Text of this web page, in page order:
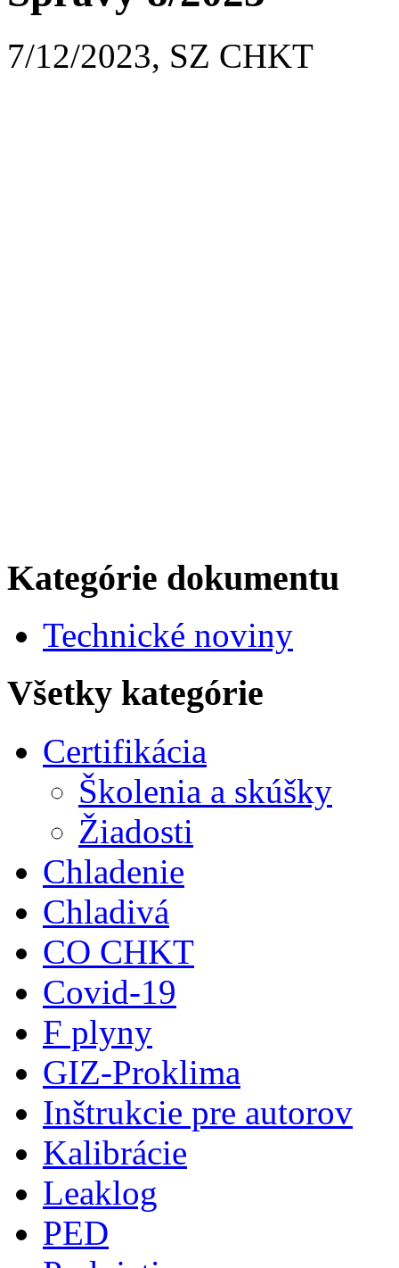
7/12/2023, SZ CHKT
Kategórie dokumentu
Technické noviny
Všetky kategórie
Certifikácia
Školenia a skúšky
Žiadosti
Chladenie
Chladivá
CO CHKT
Covid-19
F plyny
GIZ-Proklima
Inštrukcie pre autorov
Kalibrácie
Leaklog
PED